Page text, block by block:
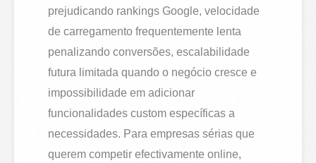
prejudicando rankings Google, velocidade
de carregamento frequentemente lenta
penalizando conversões, escalabilidade
futura limitada quando o negócio cresce e
impossibilidade em adicionar
funcionalidades custom específicas a
necessidades. Para empresas sérias que
querem competir efectivamente online,